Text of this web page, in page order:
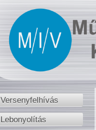
Versenyfelhívás
Lebonyolítás